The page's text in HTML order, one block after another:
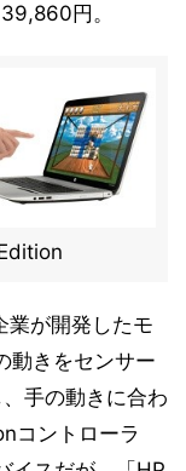
円。
が開発したモ
動きをセンサー
手の動きに合わ
コントローラ